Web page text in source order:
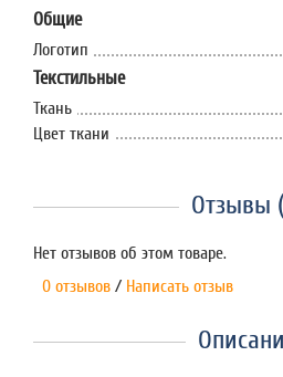
Общие
Логотип
Текстильные
Ткань
Цвет ткани
Отзывы
Нет отзывов об этом товаре.
0 отзывов / Написать отзыв